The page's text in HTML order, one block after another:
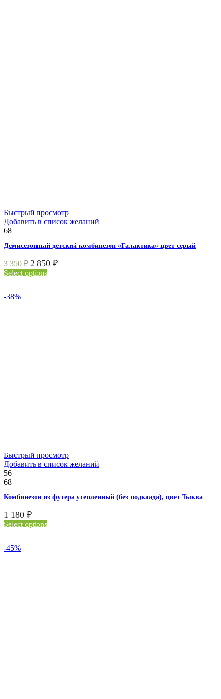
Быстрый просмотр
Добавить в список желаний
68
Демисезонный детский комбинезон «Галактика» цвет серый
3 350₽ 2 850 ₽
Select options
-38%
Быстрый просмотр
Добавить в список желаний
56
68
Комбинезон из футера утепленный (без подклада), цвет Тыква
1 180 ₽
Select options
-45%